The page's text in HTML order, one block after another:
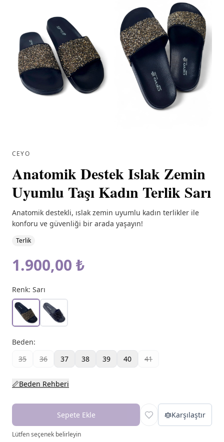
CEYO
Anatomik Destek Islak Zemin
Uyumlu Taşı Kadın Terlik Sarı
Anatomik destekli, ıslak zemin uyumlu kadın terlikler ile
konforu ve güvenliği bir arada yaşayın!
Terlik
1.900,00 ₺
Renk: Sarı
Beden:
35
36 37 38 39 40 41
📏Beden Rehberi
Sepete Ekle Karşılaştır
Lütfen seçenek belirleyin